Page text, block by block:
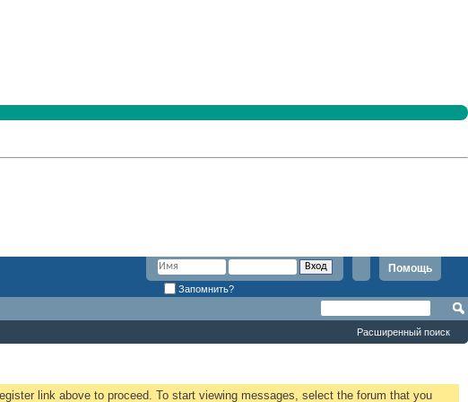
Помощь
Запомнить?
Расширенный поиск
link above to proceed. To start viewing messages, select the forum that you